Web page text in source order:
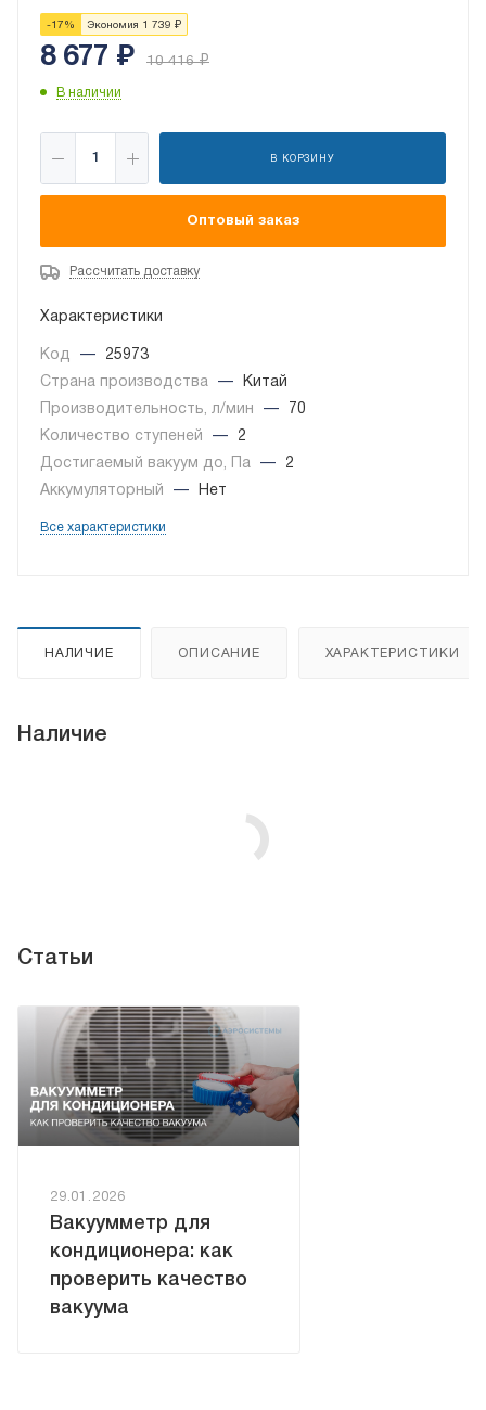
-17 % Экономия 1 739 ₽
8 677 ₽ 10 416₽
В наличии
В КОРЗИНУ
Оптовый заказ
Рассчитать доставку
Характеристики
Код —
25973
Страна производства
—
Китай
Производительность, л/мин
—
70
Количество ступеней
—
2
Достигаемый вакуум до, Па
—
2
Аккумуляторный
— Нет
Все характеристики
НАЛИЧИЕ ОПИСАНИЕ ХАРАКТЕРИСТИКИ
Наличие
Статьи
29.01.2026
Вакуумметр для
кондиционера: как
проверить качество
вакуума